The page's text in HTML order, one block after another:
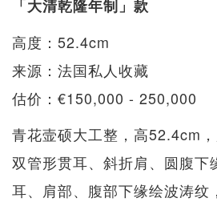
「大清乾隆年制」款
高度：52.4cm
来源：法国私人收藏
估价：€150,000 - 250,000
青花壸硕大工整，高52.4cm，
双管形贯耳、斜折肩、圆腹下
耳、肩部、腹部下缘绘波涛纹